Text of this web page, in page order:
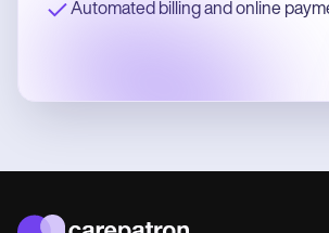
Automated billing and online